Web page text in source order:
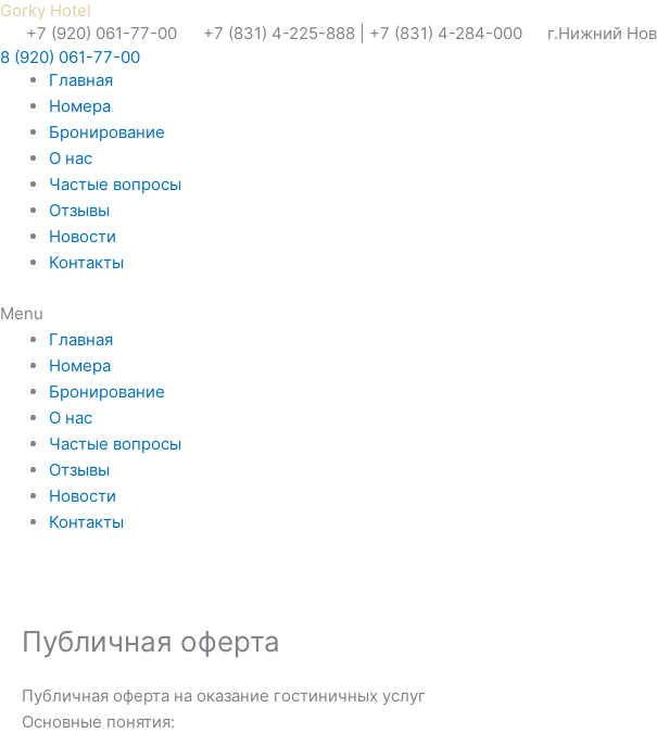
Перейти
содержимому
Gorky Hotel
+7 (920) 061-77-00
+7 (831) 4-225-888 | +7 (831) 4-284-000
г.Нижний
8 (920) 061-77-00
Главная
Номера
Бронирование
О нас
Частые вопросы
Отзывы
Новости
Контакты
Menu
Главная
Номера
Бронирование
О нас
Частые вопросы
Отзывы
Новости
Контакты
Публичная оферта
Публичная оферта на оказание гостиничных услуг
Основные понятия: